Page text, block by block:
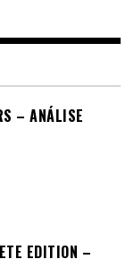
– ANÁLISE
EDITION –